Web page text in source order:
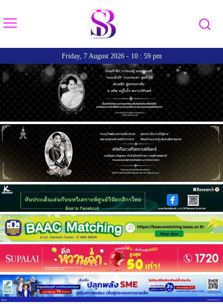
Friday, 7 August 2026 - 10 : 59 pm